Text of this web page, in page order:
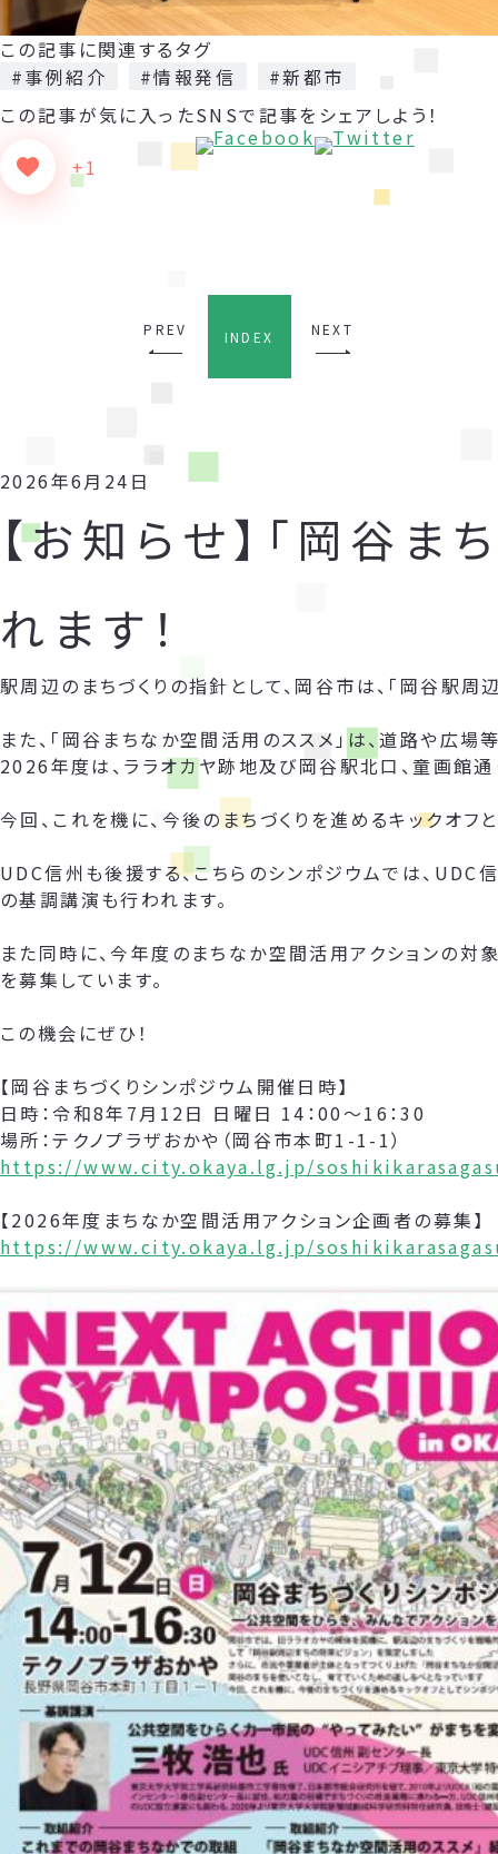
この記事に関連するタグ
#事例紹介
#情報発信
#新都市
この記事が気に入った
+1
SNSで記事をシェアしよう！
PREV INDEX NEXT
2026年6月24日
【お知らせ】「岡谷
れます！
駅周辺のまちづくりの指針として、岡谷市は、「岡谷駅周
また、「岡谷まちなか空間活用のススメ」は、道路や広
2026年度は、ララオカヤ跡地及び岡谷駅北口、童画館通
今回、これを機に、今後のまちづくりを進めるキックオフ
UDC信州も後援する、こちらのシンポジウムでは、
の基調講演も行われます。
また同時に、今年度のまちなか空間活用アクションの対
を募集しています。
この機会にぜひ！
【岡谷まちづくりシンポジウム開催日時】
日時：令和8年7月12日 日曜日 14：00～16：30
場所：テクノプラザおかや（岡谷市本町1-1-1）
https://www.city.okaya.lg.jp/
【2026年度まちなか空間活用アクション企画者の募集】
https://www.city.okaya.lg.jp/